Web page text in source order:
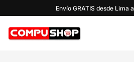
al
contenido
Envío GRATIS desde Lima